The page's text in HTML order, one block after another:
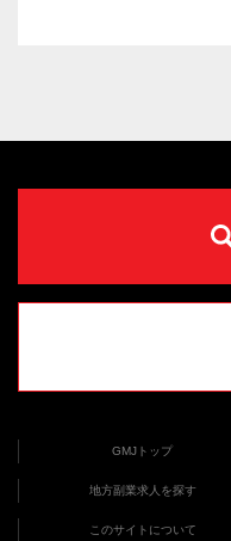
GMJトップ
地方副業求人を探す
このサイトについて